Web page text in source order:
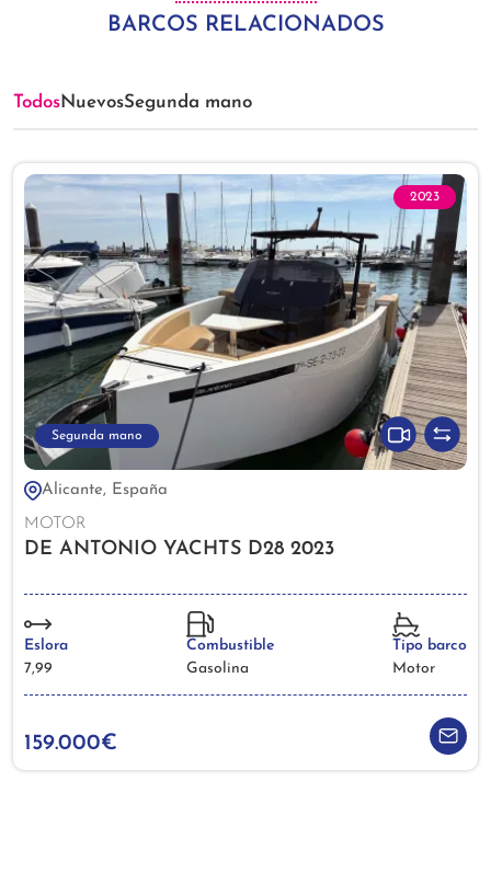
BARCOS RELACIONADOS
TodosNuevosSegunda mano
2023
Segunda mano
Alicante, España
MOTOR
DE ANTONIO YACHTS D28 2023
Eslora
7,99
Combustible
Gasolina
Tipo barco
Motor
159.000€